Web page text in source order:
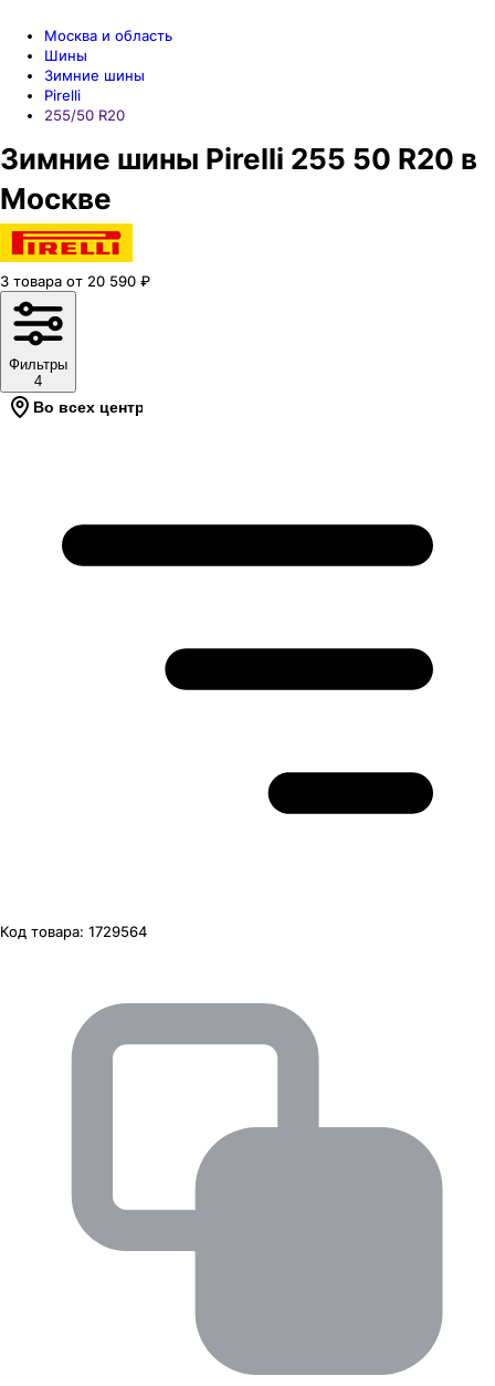
Москва и область
Шины
Зимние шины
Pirelli
255/50 R20
Зимние шины Pirelli 255 50 R20 в
Москве
3 товара от 20 590 ₽
Фильтры
4
Во всех центрах
Код товара: 1729564